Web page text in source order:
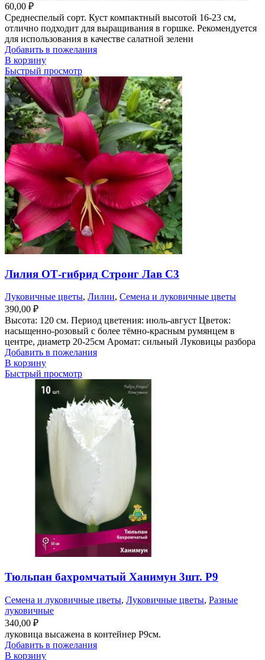
60,00 ₽
Среднеспелый сорт. Куст компактный высотой 16-23 см,
отлично подходит для выращивания в горшке. Рекомендуется
для использования в качестве салатной зелени
Добавить в пожелания
В корзину
Быстрый просмотр
Лилия ОТ-гибрид Стронг Лав С3
Луковичные цветы, Лилии, Семена и луковичные цветы
390,00 ₽
Высота: 120 см. Период цветения: июль-август Цветок:
насыщенно-розовый с более тёмно-красным румянцем в
центре, диаметр 20-25см Аромат: сильный Луковицы разбора
Добавить в пожелания
В корзину
Быстрый просмотр
Тюльпан бахромчатый Ханимун 3шт. Р9
Семена и луковичные цветы, Луковичные цветы, Разные
луковичные
340,00 ₽
луковица высажена в контейнер Р9см.
Добавить в пожелания
В корзину